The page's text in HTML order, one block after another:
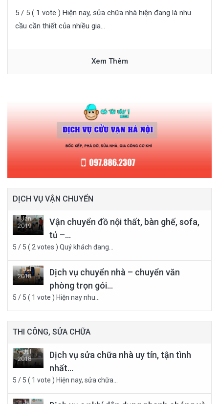
5 / 5 ( 1 vote ) Hiện nay, sửa chữa nhà hiện đang là nhu
cầu cần thiết của nhiều gia...
Xem Thêm
DỊCH VỤ VẬN CHUYỂN
Jan
2019
13
Vận chuyển đồ nội thất, bàn ghế, sofa,
tủ –...
5 / 5 ( 2 votes ) Quý khách đang...
Jul
2018
21
Dịch vụ chuyển nhà – chuyển văn
phòng trọn gói...
5 / 5 ( 1 vote ) Hiện nay nhu...
THI CÔNG, SỬA CHỮA
Jul
2018
21
Dịch vụ sửa chữa nhà uy tín, tận tình
nhất...
5 / 5 ( 1 vote ) Hiện nay, sửa chữa...
Jul